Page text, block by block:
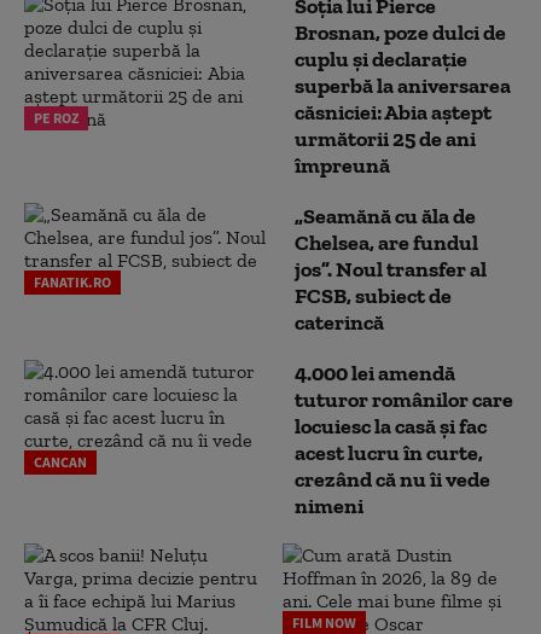
PE ROZ
Soția lui Pierce
Brosnan, poze dulci de
cuplu și declarație
superbă la aniversarea
căsniciei: Abia aștept
următorii 25 de ani
împreună
FANATIK.RO
„Seamănă cu ăla de
Chelsea, are fundul
jos”. Noul transfer al
FCSB, subiect de
caterincă
CANCAN
4.000 lei amendă
tuturor românilor care
locuiesc la casă și fac
acest lucru în curte,
crezând că nu îi vede
nimeni
FILM NOW